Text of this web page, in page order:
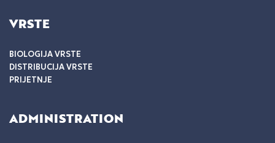
VRSTE
BIOLOGIJA VRSTE
DISTRIBUCIJA VRSTE
PRIJETNJE
ADMINISTRATION